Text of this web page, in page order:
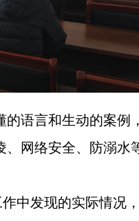
语言和生动的案例
网络安全、防溺水
中发现的实际情况